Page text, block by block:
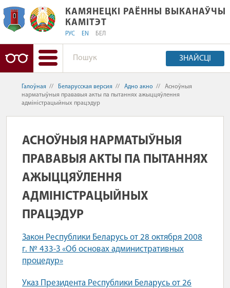
КАМЯНЕЦКІ РАЁННЫ ВЫКАНАЎЧЫ
КАМЯНЕЦКІ РАЁННЫ ВЫКАНАЎЧЫ
КАМІТЭТ
РУС EN БЕЛ
ЗНАЙСЦІ
Галоўная // Беларусская версия // Адно акно //
Асноўныя
нарматыўныя прававыя акты па пытаннях ажыццяўлення
адміністрацыйных працэдур
АСНОЎНЫЯ НАРМАТЫЎНЫЯ
ПРАВАВЫЯ АКТЫ ПА ПЫТАННЯХ
АЖЫЦЦЯЎЛЕННЯ
АДМІНІСТРАЦЫЙНЫХ
ПРАЦЭДУР
Закон Республики Беларусь от 28 октября 2008
г. № 433-З «Об основах административных
процедур»
Указ Президента Республики Беларусь от 26